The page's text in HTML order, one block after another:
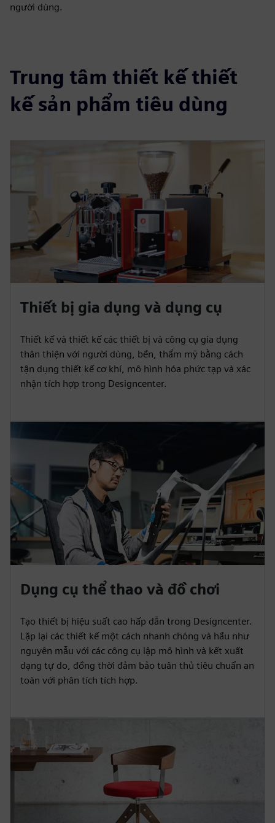
người dùng.
Trung tâm thiết kế thiết
kế sản phẩm tiêu dùng
Thiết bị gia dụng và dụng cụ
Thiết kế và thiết kế các thiết bị và công cụ gia dụng
thân thiện với người dùng, bền, thẩm mỹ bằng cách
tận dụng thiết kế cơ khí, mô hình hóa phức tạp và xác
nhận tích hợp trong Designcenter.
Dụng cụ thể thao và đồ chơi
Tạo thiết bị hiệu suất cao hấp dẫn trong Designcenter.
Lặp lại các thiết kế một cách nhanh chóng và hầu như
nguyên mẫu với các công cụ lập mô hình và kết xuất
dạng tự do, đồng thời đảm bảo tuân thủ tiêu chuẩn an
toàn với phân tích tích hợp.